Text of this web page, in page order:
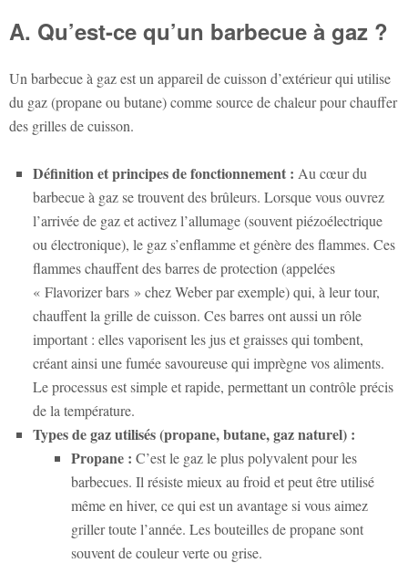
A. Qu’est-ce qu’un barbecue à gaz ?
Un barbecue à gaz est un appareil de cuisson d’extérieur qui utilise
du gaz (propane ou butane) comme source de chaleur pour chauffer
des grilles de cuisson.
Définition et principes de fonctionnement : Au cœur du
barbecue à gaz se trouvent des brûleurs. Lorsque vous ouvrez
l’arrivée de gaz et activez l’allumage (souvent piézoélectrique
ou électronique), le gaz s’enflamme et génère des flammes. Ces
flammes chauffent des barres de protection (appelées
« Flavorizer bars » chez Weber par exemple) qui, à leur tour,
chauffent la grille de cuisson. Ces barres ont aussi un rôle
important : elles vaporisent les jus et graisses qui tombent,
créant ainsi une fumée savoureuse qui imprègne vos aliments.
Le processus est simple et rapide, permettant un contrôle précis
de la température.
Types de gaz utilisés (propane, butane, gaz naturel) :
Propane : C’est le gaz le plus polyvalent pour les
barbecues. Il résiste mieux au froid et peut être utilisé
même en hiver, ce qui est un avantage si vous aimez
griller toute l’année. Les bouteilles de propane sont
souvent de couleur verte ou grise.